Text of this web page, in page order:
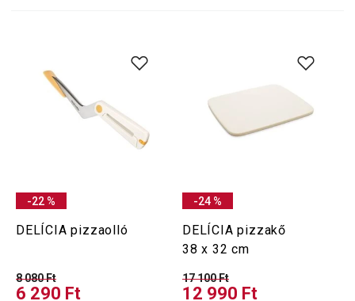
-22 %
DELÍCIA pizzaolló
8 080 Ft
6 290 Ft
-24 %
DELÍCIA pizzakő
38 x 32 cm
17 100 Ft
12 990 Ft